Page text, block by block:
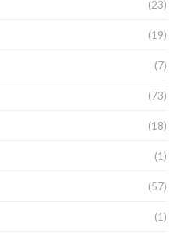
(23)
(19)
(7)
(73)
(18)
(1)
(57)
(1)